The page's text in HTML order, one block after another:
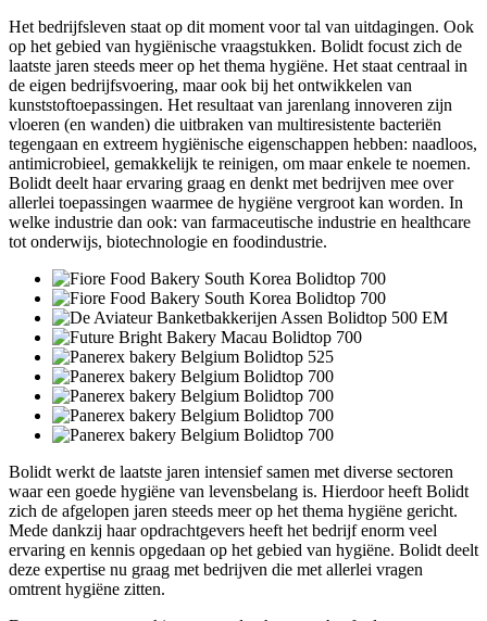
Het bedrijfsleven staat op dit moment voor tal van uitdagingen. Ook
op het gebied van hygiënische vraagstukken. Bolidt focust zich de
laatste jaren steeds meer op het thema hygiëne. Het staat centraal in
de eigen bedrijfsvoering, maar ook bij het ontwikkelen van
kunststoftoepassingen. Het resultaat van jarenlang innoveren zijn
vloeren (en wanden) die uitbraken van multiresistente bacteriën
tegengaan en extreem hygiënische eigenschappen hebben: naadloos,
antimicrobieel, gemakkelijk te reinigen, om maar enkele te noemen.
Bolidt deelt haar ervaring graag en denkt met bedrijven mee over
allerlei toepassingen waarmee de hygiëne vergroot kan worden. In
welke industrie dan ook: van farmaceutische industrie en healthcare
tot onderwijs, biotechnologie en foodindustrie.
Bolidt werkt de laatste jaren intensief samen met diverse sectoren
waar een goede hygiëne van levensbelang is. Hierdoor heeft Bolidt
zich de afgelopen jaren steeds meer op het thema hygiëne gericht.
Mede dankzij haar opdrachtgevers heeft het bedrijf enorm veel
ervaring en kennis opgedaan op het gebied van hygiëne. Bolidt deelt
deze expertise nu graag met bedrijven die met allerlei vragen
omtrent hygiëne zitten.